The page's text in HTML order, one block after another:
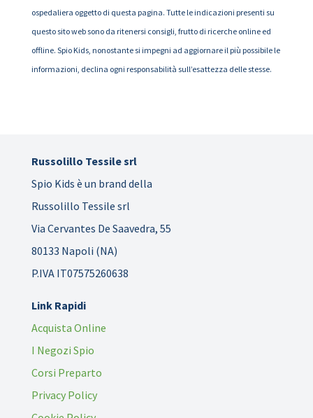
ospedaliera oggetto di questa pagina. Tutte le indicazioni presenti su
questo sito web sono da ritenersi consigli, frutto di ricerche online ed
offline. Spio Kids, nonostante si impegni ad aggiornare il più possibile le
informazioni, declina ogni responsabilità sull’esattezza delle stesse.
Russolillo Tessile srl
Spio Kids è un brand della
Russolillo Tessile srl
Via Cervantes De Saavedra, 55
80133 Napoli (NA)
P.IVA IT07575260638
Link Rapidi
Acquista Online
I Negozi Spio
Corsi Preparto
Privacy Policy